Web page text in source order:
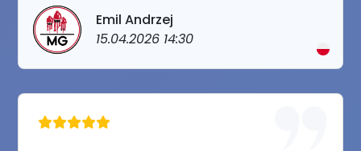
Emil Andrzej
15.04.2026 14:30